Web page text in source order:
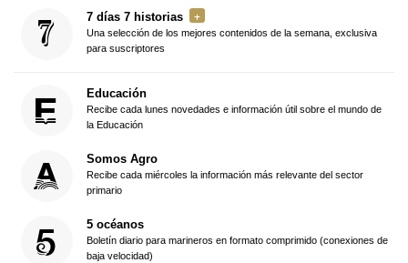
7 días 7 historias
Una selección de los mejores contenidos de la semana, exclusiva
para suscriptores
Educación
Recibe cada lunes novedades e información útil sobre el mundo de
la Educación
Somos Agro
Recibe cada miércoles la información más relevante del sector
primario
5 océanos
Boletín diario para marineros en formato comprimido (conexiones de
baja velocidad)